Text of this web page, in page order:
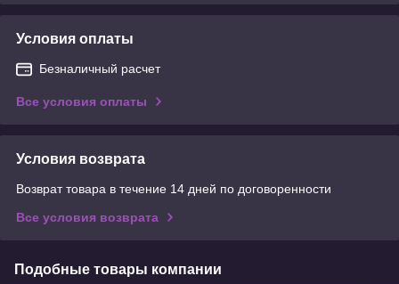
Условия оплаты
Безналичный расчет
Все условия оплаты
Условия возврата
Возврат товара в течение 14 дней по договоренности
Все условия возврата
Подобные товары компании